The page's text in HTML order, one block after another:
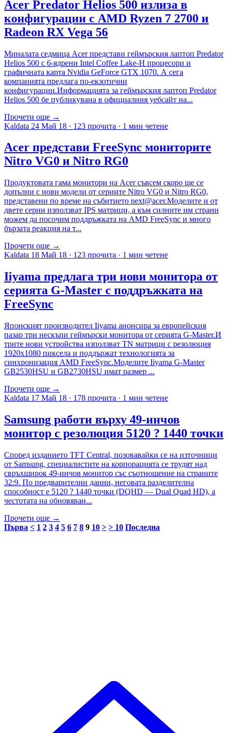
Acer Predator Helios 500 излиза в
конфигурации с AMD Ryzen 7 2700 и
Radeon RX Vega 56
Миналата седмица Acer представи геймърския лаптоп Predator
Helios 500 с 6-ядрени Intel Coffee Lake-H процесори и
графичната карта Nvidia GeForce GTX 1070. А сега
компанията предлага по-екзотични
конфигурации.Информацията за геймърския лаптоп Predator
Helios 500 бе публикувана в официалния уебсайт на...
Прочети още →
Kaldata 24 Май 18 · 123 прочита · 1 мин четене
Acer представи FreeSync мониторите
Nitro VG0 и Nitro RG0
Продуктовата гама монитори на Acer съвсем скоро ще се
допълни с нови модели от сериите Nitro VG0 и Nitro RG0,
представени по време на събитието next@acer.Моделите и от
двете серии използват IPS матрици, а към силните им страни
можем да посочим поддръжката на AMD FreeSync и много
бързата реакция на т...
Прочети още →
Kaldata 18 Май 18 · 123 прочита · 1 мин четене
Iiyama предлага три нови монитора от
серията G-Master с поддръжката на
FreeSync
Японският производител Iiyama анонсира за европейския
пазар три нескъпи геймърски монитора от серията G-Master.И
трите нови устройства използват TN матрици с резолюция
1920х1080 пиксела и поддържат технологията за
синхронизация AMD FreeSync.Моделите Iiyama G-Master
GB2530HSU и GB2730HSU имат размер ...
Прочети още →
Kaldata 17 Май 18 · 178 прочита · 1 мин четене
Samsung работи върху 49-инчов
монитор с резолюция 5120 ? 1440 точки
Според изданието TFT Central, позовавайки се на източници
от Samsung, специалистите на корпорацията се трудят над
свръхширок 49-инчов монитор със съотношение на страните
32:9. По предварителни данни, неговата разделителна
способност е 5120 ? 1440 точки (DQHD — Dual Quad HD), а
честотата на обновяван...
Прочети още →
Първа < 1 2 3 4 5 6 7 8 9 10 > > 10 Последна